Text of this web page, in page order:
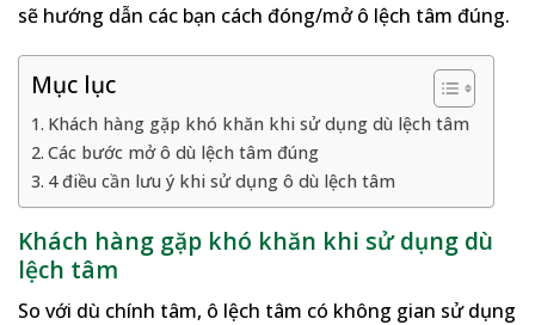
sẽ hướng dẫn các bạn cách đóng/mở ô lệch tâm đúng.
Mục lục
Khách hàng gặp khó khăn khi sử dụng dù lệch tâm
Các bước mở ô dù lệch tâm đúng
4 điều cần lưu ý khi sử dụng ô dù lệch tâm
Khách hàng gặp khó khăn khi sử dụng dù
lệch tâm
So với dù chính tâm, ô lệch tâm có không gian sử dụng